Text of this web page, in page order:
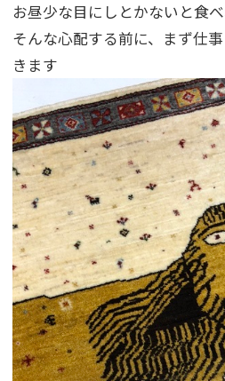
お昼少な目にしとかないと食
そんな心配する前に、まず仕
きます